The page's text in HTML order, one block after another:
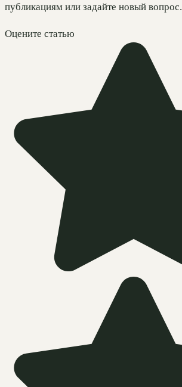
публикациям или задайте новый вопрос.
Оцените статью